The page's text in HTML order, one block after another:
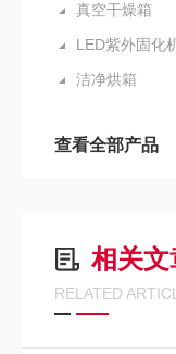
真空干燥箱
LED紫外固化
洁净烘箱
查看全部产品
相关文
RELATED